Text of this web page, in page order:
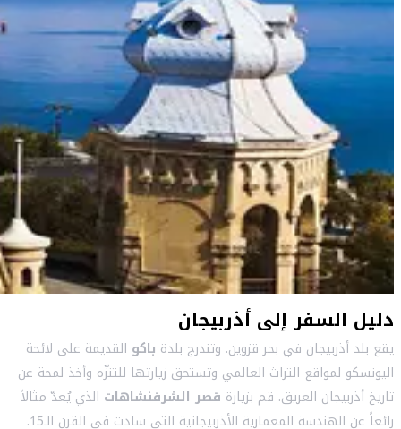
دليل السفر إلى أذربيجان
يقع بلد أذربيجان في بحر قزوين. وتندرج بلدة باكو القديمة على لائحة
اليونسكو لمواقع التراث العالمي وتستحق زيارتها للتنزّه وأخذ لمحة عن
تاريخ أذربيجان العريق. قم بزيارة قصر الشرفنشاهات الذي يُعدّ مثالاً
رائعاً عن الهندسة المعمارية الأذربيجانية التي سادت في القرن الـ15.